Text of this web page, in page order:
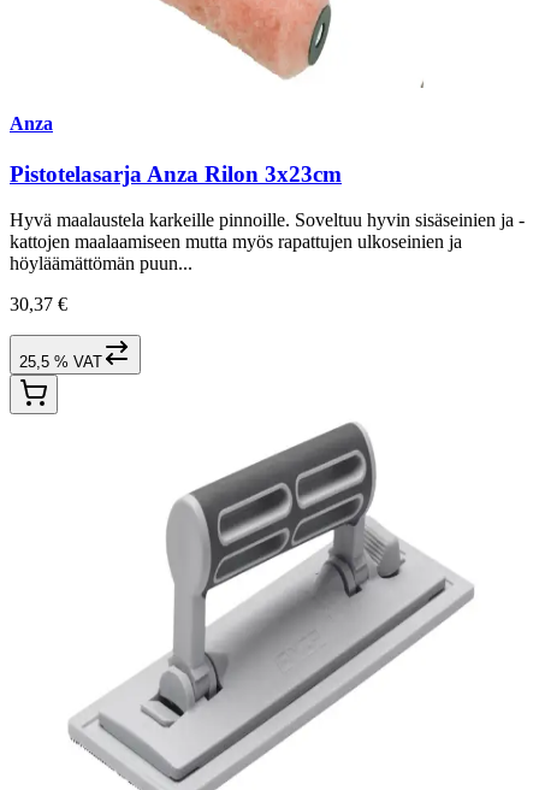
Anza
Pistotelasarja Anza Rilon 3x23cm
Hyvä maalaustela karkeille pinnoille. Soveltuu hyvin sisäseinien ja -
kattojen maalaamiseen mutta myös rapattujen ulkoseinien ja
höyläämättömän puun...
30,37 €
25,5 % VAT